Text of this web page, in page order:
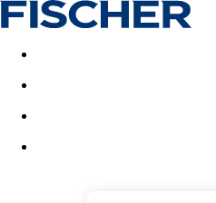
Last minute Dovolenkové kluby